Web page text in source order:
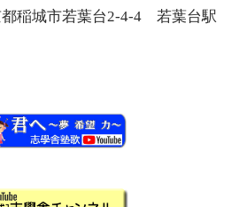
稲城市若葉台2-4-4 若葉台駅